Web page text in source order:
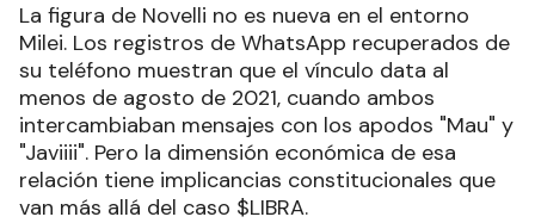
La figura de Novelli no es nueva en el entorno
Milei. Los registros de WhatsApp recuperados de
su teléfono muestran que el vínculo data al
menos de agosto de 2021, cuando ambos
intercambiaban mensajes con los apodos "Mau" y
"Javiiii". Pero la dimensión económica de esa
relación tiene implicancias constitucionales que
van más allá del caso $LIBRA.